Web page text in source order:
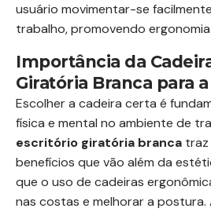
usuário movimentar-se
trabalho, promovendo
Importância da
Giratória Branca para
Escolher a cadeira certa é
física e mental no ambiente de
escritório giratória branca traz
benefícios que vão além da
que o uso de cadeiras
nas costas e melhorar a postura.